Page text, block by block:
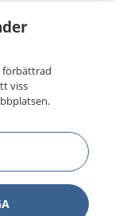
förbättrad
viss